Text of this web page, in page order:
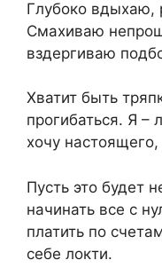
Глубоко вдыхаю,
Смахиваю
вздергиваю
Хватит быть
прогибаться. Я
хочу
Пусть это будет
начинать все с
платить по
себе локти.